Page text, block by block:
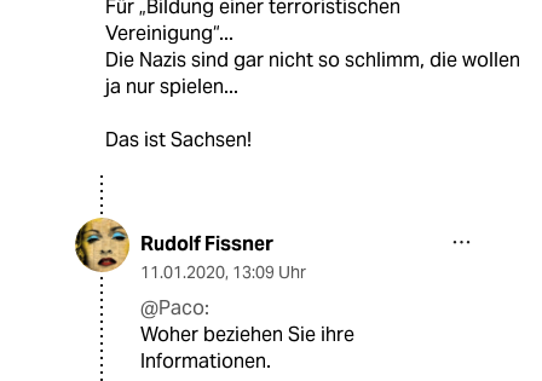
Für „Bildung einer terroristischen
Vereinigung“...
Die Nazis sind gar nicht so schlimm, die wollen
ja nur spielen...
Das ist Sachsen!
Rudolf Fissner
11.01.2020, 13:09 Uhr
@Paco:
Woher beziehen Sie ihre
Informationen.